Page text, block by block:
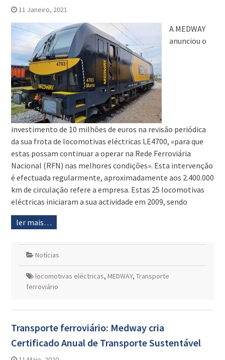
11 Janeiro, 2021
A MEDWAY
anunciou o
investimento de 10 milhões de euros na revisão periódica
da sua frota de locomotivas eléctricas LE4700, «para que
estas possam continuar a operar na Rede Ferroviária
Nacional (RFN) nas melhores condições». Esta intervenção
é efectuada regularmente, aproximadamente aos 2.400.000
km de circulação refere a empresa. Estas 25 locomotivas
eléctricas iniciaram a sua actividade em 2009, sendo
ler mais…
Notícias
locomotivas eléctricas, MEDWAY, Transporte
ferroviário
Transporte ferroviário: Medway cria
Certificado Anual de Transporte Sustentável